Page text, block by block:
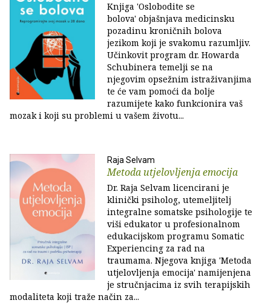
Knjiga 'Oslobodite se
bolova' objašnjava medicinsku
pozadinu kroničnih bolova
jezikom koji je svakomu razumljiv.
Učinkovit program dr. Howarda
Schubinera temelji se na
njegovim opsežnim istraživanjima
te će vam pomoći da bolje
razumijete kako funkcionira vaš
mozak i koji su problemi u vašem životu...
Raja Selvam
Metoda utjelovljenja emocija
Dr. Raja Selvam licencirani je
klinički psiholog, utemeljitelj
integralne somatske psihologije te
viši edukator u profesionalnom
edukacijskom programu Somatic
Experiencing za rad na
traumama. Njegova knjiga 'Metoda
utjelovljenja emocija' namijenjena
je stručnjacima iz svih terapijskih
modaliteta koji traže način za...